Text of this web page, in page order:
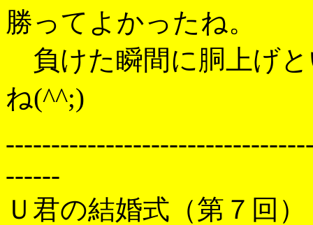
勝ってよかったね。
負けた瞬間に胴上げ
ね(^^;)
------
Ｕ君の結婚式（第７